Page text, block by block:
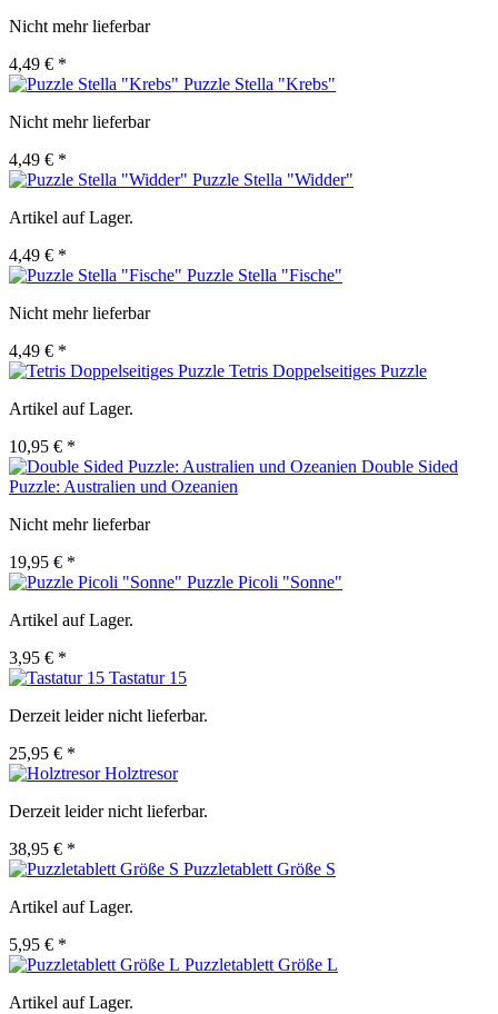
Nicht mehr lieferbar
4,49 € *
Puzzle Stella "Krebs"
Nicht mehr lieferbar
4,49 € *
Puzzle Stella "Widder"
Artikel auf Lager.
4,49 € *
Puzzle Stella "Fische"
Nicht mehr lieferbar
4,49 € *
Tetris Doppelseitiges Puzzle
Artikel auf Lager.
10,95 € *
Double Sided
Puzzle: Australien und Ozeanien
Nicht mehr lieferbar
19,95 € *
Puzzle Picoli "Sonne"
Artikel auf Lager.
3,95 € *
Tastatur 15
Derzeit leider nicht lieferbar.
25,95 € *
Holztresor
Derzeit leider nicht lieferbar.
38,95 € *
Puzzletablett Größe S
Artikel auf Lager.
5,95 € *
Puzzletablett Größe L
Artikel auf Lager.